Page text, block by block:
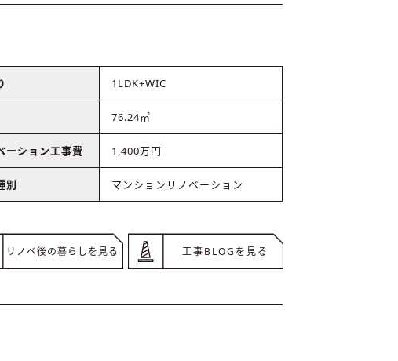
1LDK+WIC
76.24㎡
ーション工事費 1,400万円
別 マンションリノベーション
リノベ後の暮らしを見る 工事BLOGを見る